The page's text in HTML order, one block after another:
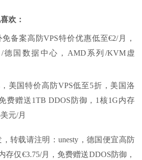
欢：
免备案高防VPS特价优惠低至€2/月，
/德国数据中心，AMD系列/KVM虚
，美国特价高防VPS低至5折，美国洛
费赠送1TB DDOS防御，1核1G内存
元/月
转载请注明：unesty，德国便宜高防
存仅€3.75/月，免费赠送DDOS防御，